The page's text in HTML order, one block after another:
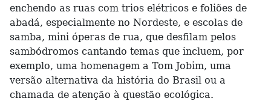
enchendo as ruas com trios elétricos e foliões de
abadá, especialmente no Nordeste, e escolas de
samba, mini óperas de rua, que desfilam pelos
sambódromos cantando temas que incluem, por
exemplo, uma homenagem a Tom Jobim, uma
versão alternativa da história do Brasil ou a
chamada de atenção à questão ecológica.